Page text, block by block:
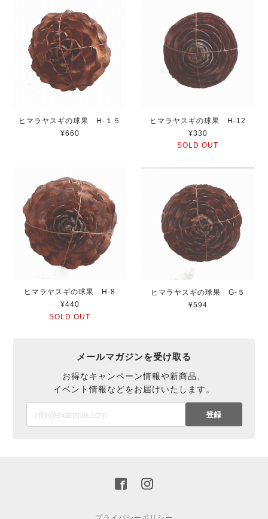
ヒマラヤスギの球果 H-１５
¥660
ヒマラヤスギの球果 H-12
¥330
SOLD OUT
ヒマラヤスギの球果 H-8
¥440
SOLD OUT
ヒマラヤスギの球果 G-５
¥594
メールマガジンを受け取る
お得なキャンペーン情報や新商品、
イベント情報などをお届けいたします。
登録